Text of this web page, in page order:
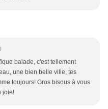
balade, c'est tellement
une bien belle ville, tes
toujours! Gros bisous à vous
joie!